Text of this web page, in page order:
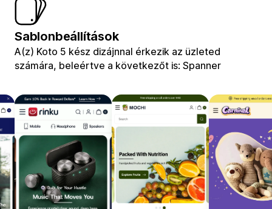
Sablonbeállítások
A(z) Koto 5 kész dizájnnal érkezik az üzleted
számára, beleértve a következőt is: Spanner